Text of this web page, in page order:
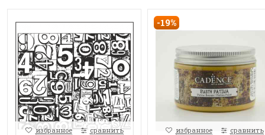
избранное сравнить
-19%
избранное сравнить